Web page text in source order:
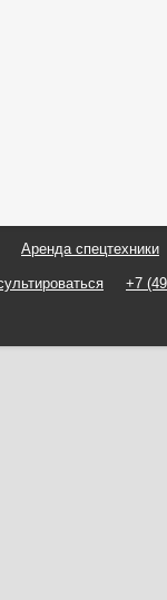
Аренда спецтехники